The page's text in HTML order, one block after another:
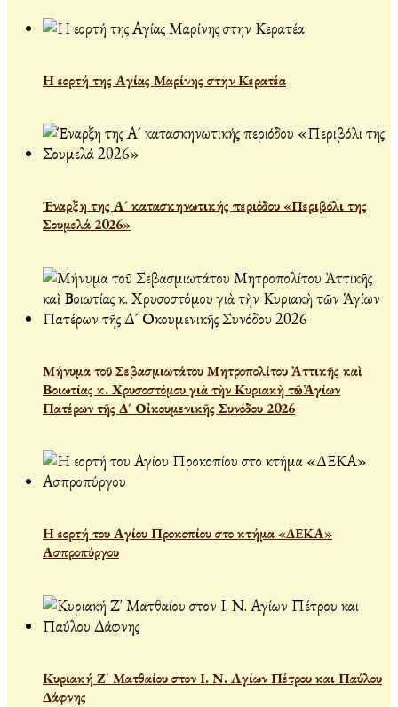
Η εορτή της Αγίας Μαρίνης στην Κερατέα
Έναρξη της Α´ κατασκηνωτικής περιόδου «Περιβόλι της
Σουμελά 2026»
Μήνυμα τοῦ Σεβασμιωτάτου Μητροπολίτου Ἀττικῆς καὶ
Βοιωτίας κ. Χρυσοστόμου γιὰ τὴν Κυριακὴ τῶν Ἁγίων
Πατέρων τῆς Δ´ Οἰκουμενικῆς Συνόδου 2026
Η εορτή του Αγίου Προκοπίου στο κτήμα «ΔΕΚΑ»
Ασπροπύργου
Κυριακή Ζ' Ματθαίου στον Ι. Ν. Αγίων Πέτρου και Παύλου
Δάφνης